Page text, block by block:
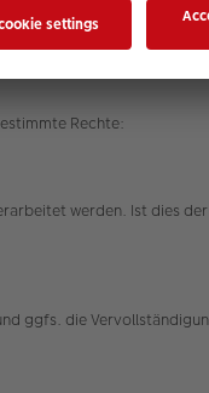
personenbezogenen
Entwicklung
Rechte:
werden. Ist dies
ggfs. die